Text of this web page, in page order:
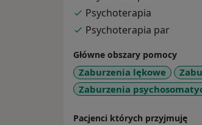
Psychoterapia
Psychoterapia par
Główne obszary pomocy
Zaburzenia lękowe
Zaburzenia
Pacjenci których przyjmuję